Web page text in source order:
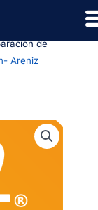
de
Areniz